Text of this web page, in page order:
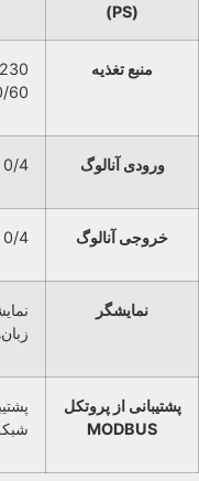
(PS)
منبع تغذیه
50/60
ورودی آنالوگ 0/4 – 20 میلی آمپر
خروجی آنالوگ 0/4 – 20 میلی آمپر
نمایشگر
پشتیبانی از پروتکل
MODBUS